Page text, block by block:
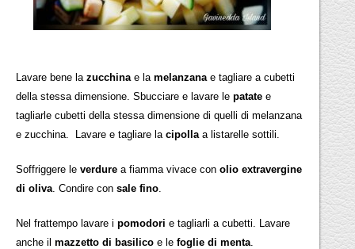
Lavare bene lazucchinae lamelanzanae tagliare a cubetti
della stessa dimensione. Sbucciare e lavare lepatate e
tagliarle cubetti della stessa dimensione di quelli di melanzana
e zucchina. Lavare e tagliare lacipollaa listarelle sottili.
Soffriggere leverdure a fiamma vivace conolio extravergine
di oliva. Condire consale fino.
Nel frattempo lavare ipomodori e tagliarli a cubetti. Lavare
anche ilmazzetto di basilico e lefoglie di menta.